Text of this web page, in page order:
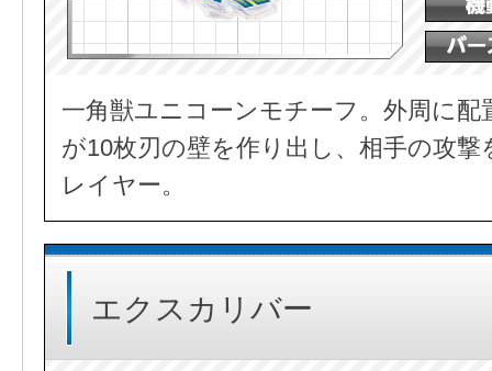
一角獣ユニコーンモチーフ。外周に
が10枚刃の壁を作り出し、相手の攻
レイヤー。
エクスカリバー